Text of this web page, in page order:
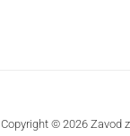
Copyright © 2026 Zavod